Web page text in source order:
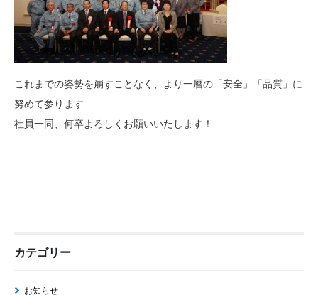
これまでの姿勢を崩すことなく、より一層の「安全」「品質」に
努めて参ります
社員一同、何卒よろしくお願いいたします！
カテゴリー
お知らせ